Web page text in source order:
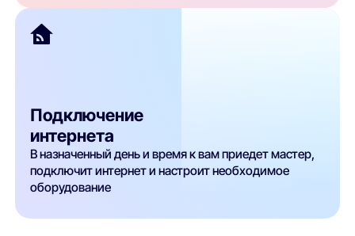
Подключение
интернета
В назначенный день и время к вам приедет мастер,
подключит интернет и настроит необходимое
оборудование